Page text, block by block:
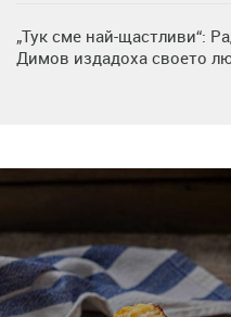
„Тук сме най-щастливи“:
Димов издадоха своето